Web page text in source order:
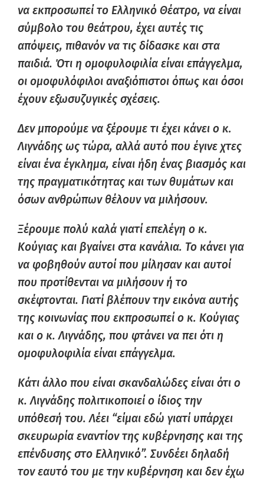
να εκπροσωπεί το Ελληνικό Θέατρο, να είναι
σύμβολο του θεάτρου, έχει αυτές τις
απόψεις, πιθανόν να τις δίδασκε και στα
παιδιά. Ότι η ομοφυλοφιλία είναι επάγγελμα,
οι ομοφυλόφιλοι αναξιόπιστοι όπως και όσοι
έχουν εξωσυζυγικές σχέσεις.
Δεν μπορούμε να ξέρουμε τι έχει κάνει ο κ.
Λιγνάδης ως τώρα, αλλά αυτό που έγινε χτες
είναι ένα έγκλημα, είναι ήδη ένας βιασμός και
της πραγματικότητας και των θυμάτων και
όσων ανθρώπων θέλουν να μιλήσουν.
Ξέρουμε πολύ καλά γιατί επελέγη ο κ.
Κούγιας και βγαίνει στα κανάλια. Το κάνει για
να φοβηθούν αυτοί που μίλησαν και αυτοί
που προτίθενται να μιλήσουν ή το
σκέφτονται. Γιατί βλέπουν την εικόνα αυτής
της κοινωνίας που εκπροσωπεί ο κ. Κούγιας
και ο κ. Λιγνάδης, που φτάνει να πει ότι η
ομοφυλοφιλία είναι επάγγελμα.
Κάτι άλλο που είναι σκανδαλώδες είναι ότι ο
κ. Λιγνάδης πολιτικοποιεί ο ίδιος την
υπόθεσή του. Λέει “είμαι εδώ γιατί υπάρχει
σκευρωρία εναντίον της κυβέρνησης και της
επένδυσης στο Ελληνικό”. Συνδέει δηλαδή
τον εαυτό του με την κυβέρνηση και δεν έχω